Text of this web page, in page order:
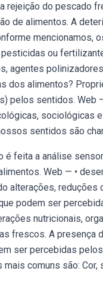
do pescado
de alimentos. A
mencionamos,
ou
agentes
dos alimentos?
pelos sentidos. Web
sociológicas
sentidos são
feita a análise
Web — •
alterações, reduções
podem ser
nutricionais,
frescos. A presença
ser percebidas
comuns são: Cor,